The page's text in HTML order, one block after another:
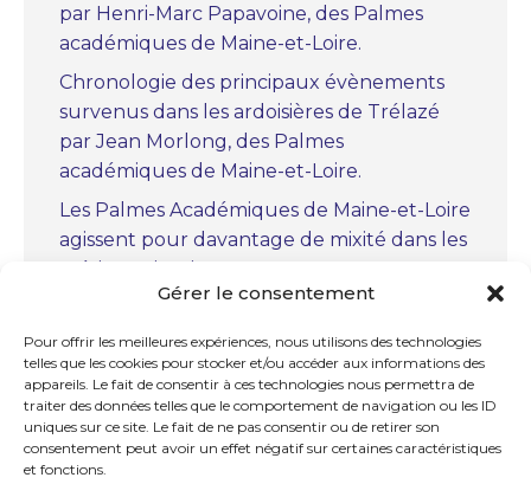
Gérer le consentement
Pour offrir les meilleures expériences, nous utilisons des technologies
telles que les cookies pour stocker et/ou accéder aux informations des
appareils. Le fait de consentir à ces technologies nous permettra de
traiter des données telles que le comportement de navigation ou les ID
uniques sur ce site. Le fait de ne pas consentir ou de retirer son
consentement peut avoir un effet négatif sur certaines caractéristiques
et fonctions.
par Henri-Marc Papavoine, des Palmes
académiques de Maine-et-Loire.
Chronologie des principaux évènements
survenus dans les ardoisières de Trélazé
par Jean Morlong, des Palmes
académiques de Maine-et-Loire.
Les Palmes Académiques de Maine-et-Loire
agissent pour davantage de mixité dans les
métiers scientifiques.
Marc Bourcerie, des Palmes académiques
de Maine-et-Loire.
La chapelle royale Notre-Dame-des-
Ardilliers à Saumur par Jean Soumagne
des Palmes académiques de Maine-et-